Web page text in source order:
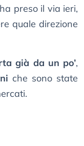
preso il via ieri,
quale direzione
già da un po’,
che sono state